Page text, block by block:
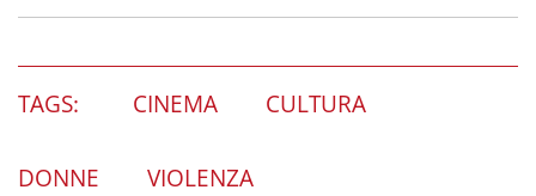
TAGS: CINEMA CULTURA
DONNE VIOLENZA